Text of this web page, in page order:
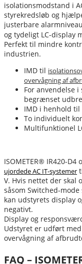
isolationsmodstand i
styrekredsløb og
justerbare
og tydeligt LC-display
Perfekt til mindre
industrien.
IMD til
overvågning af
For anvendelse
begrænset
IMD i henhold til
To individuelt
Multifunktionel
ISOMETER® IR420-
ujordede AC IT-systemer
V. Hvis nettet der skal
såsom Switched-
kan udstyrets display
negativt.
Display og
Udstyret er udført
overvågning af
FAQ –